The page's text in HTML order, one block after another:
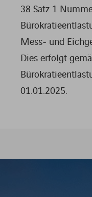
38 Satz 1
Mess- und
Dies erfolgt
01.01.2025.